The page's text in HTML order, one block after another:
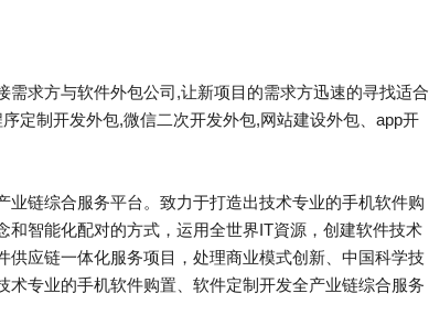
求方与软件外包公司,让新项目的需求方迅速的寻找适合
定制开发外包,微信二次开发外包,网站建设外包、app开
链综合服务平台。致力于打造出技术专业的手机软件购
智能化配对的方式，运用全世界IT資源，创建软件技术
应链一体化服务项目，处理商业模式创新、中国科学技
专业的手机软件购置、软件定制开发全产业链综合服务